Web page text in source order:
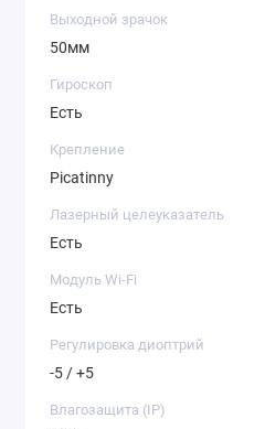
1024×768px.
и передачи мельчайших
распознавание целей и
Прогрессивный
ОТ 2,8X ДО
БЫСТРОЕ И ТОЧНОЕ
ИЗМЕНЯЕМЫЕ
Выходной зрачок
50мм
Гироскоп
Есть
Крепление
Picatinny
Лазерный целеуказатель
Есть
Модуль Wi-Fi
Есть
Регулировка диоптрий
-5 / +5
Влагозащита (IP)